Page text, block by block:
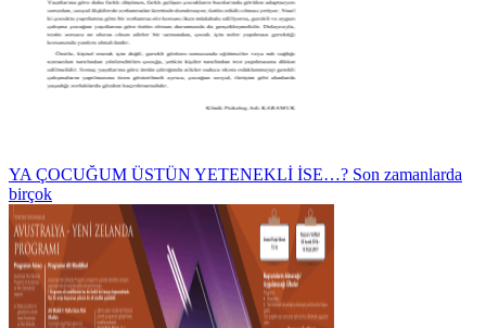
YA ÇOCUĞUM ÜSTÜN YETENEKLİ İSE…? Son zamanlarda
birçok